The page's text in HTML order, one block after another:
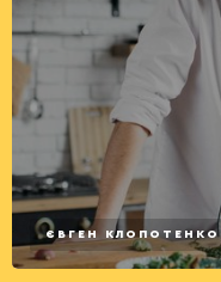
ЄВГЕН КЛОПОТЕНКО